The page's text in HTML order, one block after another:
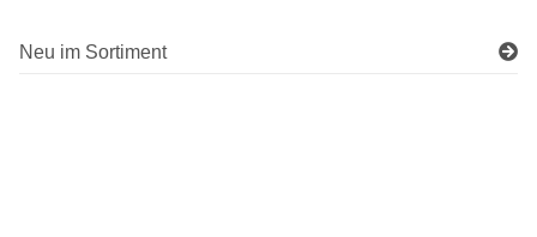
Neu im Sortiment